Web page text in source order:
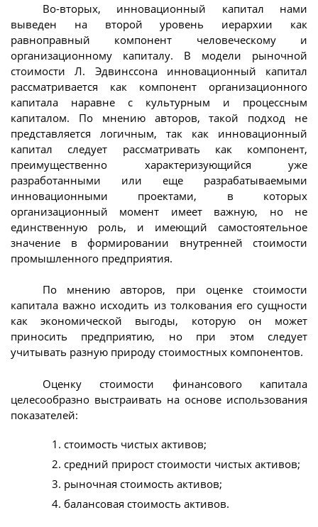
Во-вторых, инновационный капитал нами
выведен на второй уровень иерархии как
равноправный компонент человеческому и
организационному капиталу. В модели рыночной
стоимости Л. Эдвинссона инновационный капитал
рассматривается как компонент организационного
капитала наравне с культурным и процессным
капиталом. По мнению авторов, такой подход не
представляется логичным, так как инновационный
капитал следует рассматривать как компонент,
преимущественно характеризующийся уже
разработанными или еще разрабатываемыми
инновационными проектами, в которых
организационный момент имеет важную, но не
единственную роль, и имеющий самостоятельное
значение в формировании внутренней стоимости
промышленного предприятия.
По мнению авторов, при оценке стоимости
капитала важно исходить из толкования его сущности
как экономической выгоды, которую он может
приносить предприятию, но при этом следует
учитывать разную природу стоимостных компонентов.
Оценку стоимости финансового капитала
целесообразно выстраивать на основе использования
показателей:
стоимость чистых активов;
средний прирост стоимости чистых активов;
рыночная стоимость активов;
балансовая стоимость активов.